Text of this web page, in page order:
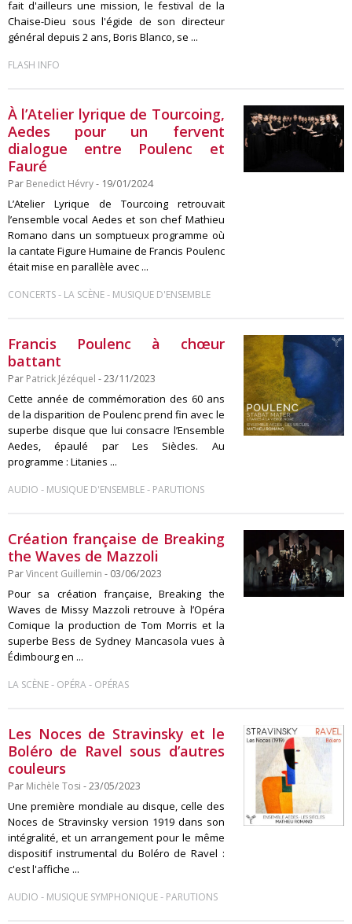
fait d'ailleurs une mission, le festival de la
Chaise-Dieu sous l'égide de son directeur
général depuis 2 ans, Boris Blanco, se ...
FLASH INFO
À l’Atelier lyrique de Tourcoing,
Aedes pour un fervent
dialogue entre Poulenc et
Fauré
Par Benedict Hévry- 19/01/2024
L’Atelier Lyrique de Tourcoing retrouvait
l’ensemble vocal Aedes et son chef Mathieu
Romano dans un somptueux programme où
la cantate Figure Humaine de Francis Poulenc
était mise en parallèle avec ...
CONCERTS- LA SCÈNE- MUSIQUE D'ENSEMBLE
Francis Poulenc à chœur
battant
Par Patrick Jézéquel - 23/11/2023
Cette année de commémoration des 60 ans
de la disparition de Poulenc prend fin avec le
superbe disque que lui consacre l’Ensemble
Aedes, épaulé par Les Siècles. Au
programme : Litanies ...
AUDIO - MUSIQUE D'ENSEMBLE- PARUTIONS
Création française de Breaking
the Waves de Mazzoli
ParVincent Guillemin - 03/06/2023
Pour sa création française, Breaking the
Waves de Missy Mazzoli retrouve à l’Opéra
Comique la production de Tom Morris et la
superbe Bess de Sydney Mancasola vues à
Édimbourg en ...
LA SCÈNE- OPÉRA- OPÉRAS
Les Noces de Stravinsky et le
Boléro de Ravel sous d’autres
couleurs
Par Michèle Tosi - 23/05/2023
Une première mondiale au disque, celle des
Noces de Stravinsky version 1919 dans son
intégralité, et un arrangement pour le même
dispositif instrumental du Boléro de Ravel :
c'est l'affiche ...
AUDIO - MUSIQUE SYMPHONIQUE- PARUTIONS